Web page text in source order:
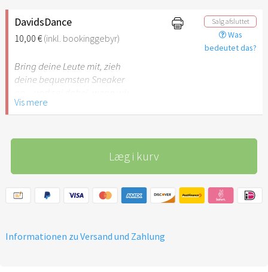
DavidsDance
10,00 €(inkl. bookinggebyr)
Salg afsluttet
Was
bedeutet das?
Bring deine Leute mit, zieh
deine bequemsten Sneaker
feiern wie David: mit
Leidenschaft, wildem Tanz
Vis mere
Læg i kurv
Informationen zu Versand und Zahlung